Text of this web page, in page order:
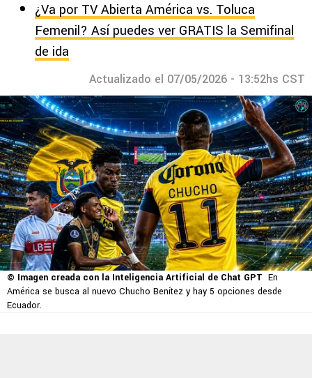
¿Va por TV Abierta América vs. Toluca
Femenil? Así puedes ver GRATIS la Semifinal
de ida
Actualizado el 07/05/2026 - 13:52hs CST
© Imagen creada con la Inteligencia Artificial de Chat GPT En
América se busca al nuevo Chucho Benítez y hay 5 opciones desde
Ecuador.